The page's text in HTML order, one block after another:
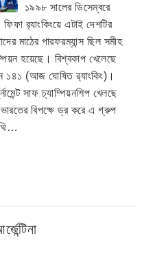
১৯৯৮ সালের ডিসেম্বরে
র‌্যাংকিংয়ে এটাই দেশটির
মাঠের পারফরম্যান্স ছিল সমীহ
হয়েছে। বিশ্বকাপ খেলেছে
১৪১ (আজ ঘোষিত র‌্যাংকিং)।
সাফ চ্যাম্পিয়নশিপ খেলছে
বিপক্ষে ড্র করে এ গ্রুপ